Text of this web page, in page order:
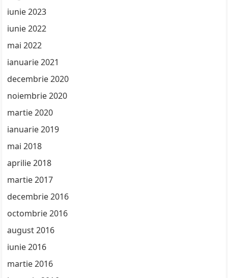
iunie 2023
iunie 2022
mai 2022
ianuarie 2021
decembrie 2020
noiembrie 2020
martie 2020
ianuarie 2019
mai 2018
aprilie 2018
martie 2017
decembrie 2016
octombrie 2016
august 2016
iunie 2016
martie 2016